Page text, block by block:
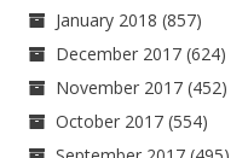
January 2018 (857)
December 2017 (624)
November 2017 (452)
October 2017 (554)